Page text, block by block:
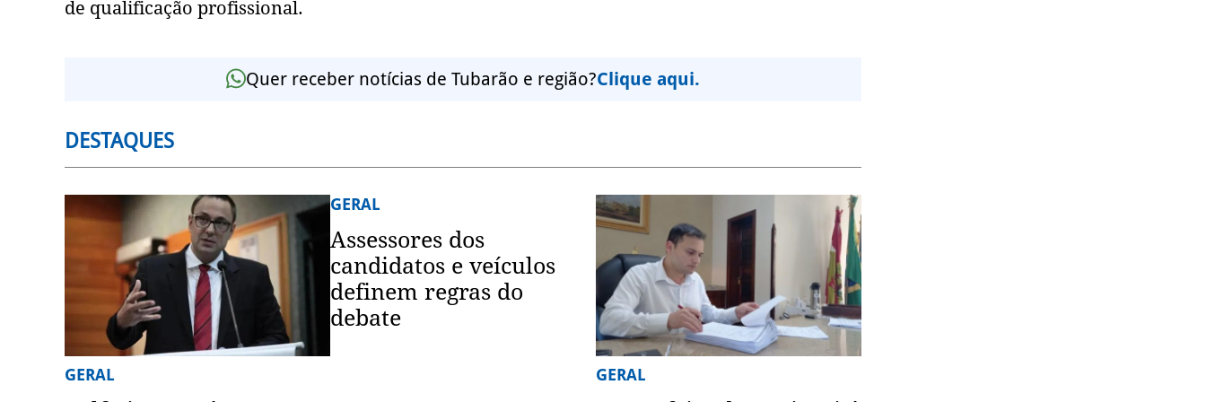
de qualificação profissional.
Quer receber notícias de Tubarão e região?Clique aqui.
DESTAQUES
GERAL
GERAL
Assessores dos
candidatos e veículos
definem regras do
debate
GERAL